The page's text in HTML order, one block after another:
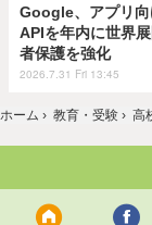
Google、アプリ
APIを年内に世界
者保護を強化
2026.7.31 Fri 13:45
ホーム › 教育・受験 › 高